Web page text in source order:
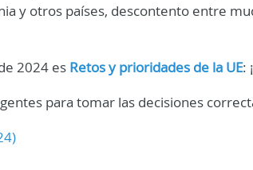
y otros países, descontento entre
2024 es Retos y prioridades de la UE:
para tomar las decisiones